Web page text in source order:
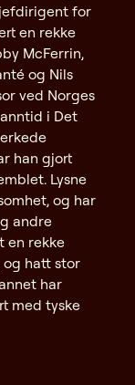
for
en rekke
McFerrin,
og Nils
ved Norges
i Det
han gjort
Lysne
og har
andre
en rekke
og hatt stor
har
med tyske